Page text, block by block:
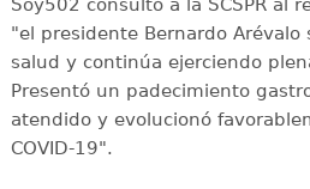
Soy502 consultó a la SCSPR al
"el presidente Bernardo
salud y continúa ejerciendo
Presentó un padecimiento
atendido y evolucionó
COVID-19".